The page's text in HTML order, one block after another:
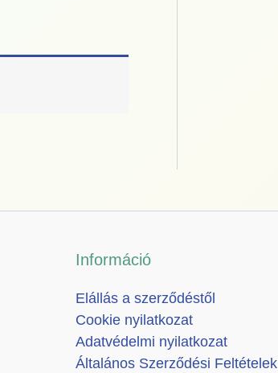
Információ
Elállás a szerződéstől
Cookie nyilatkozat
Adatvédelmi nyilatkozat
Általános Szerződési Feltételek